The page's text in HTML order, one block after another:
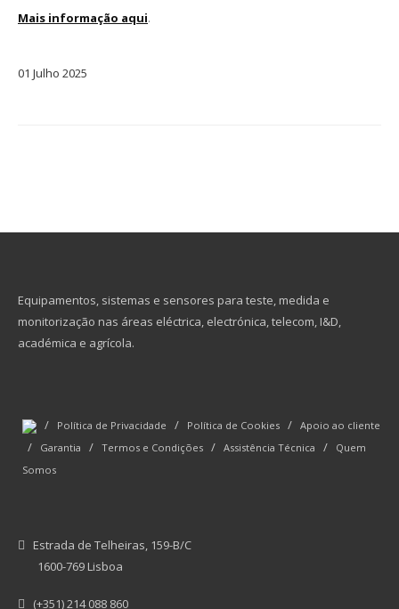
Mais informação aqui.
01 Julho 2025
Equipamentos, sistemas e sensores para teste, medida e
monitorização nas áreas eléctrica, electrónica, telecom, I&D,
académica e agrícola.
/ Política de Privacidade / Política de Cookies / Apoio ao cliente
/ Garantia / Termos e Condições / Assistência Técnica /
Quem
Somos
Estrada de Telheiras, 159-B/C
1600-769 Lisboa
(+351) 214 088 860